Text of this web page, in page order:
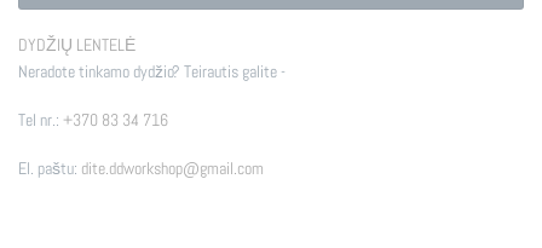
DYDŽIŲ LENTELĖ
Neradote tinkamo dydžio? Teirautis galite -
Tel nr.: +370 83 34 716
El. paštu: dite.ddworkshop@gmail.com